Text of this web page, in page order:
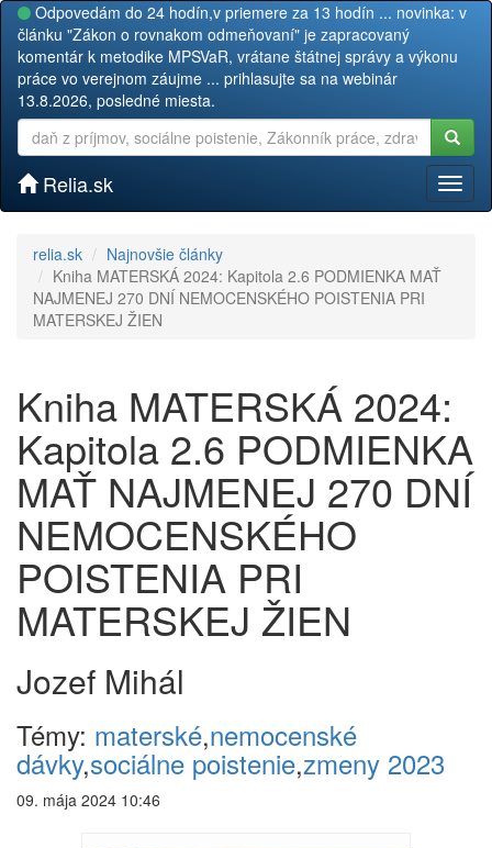
Odpovedám do 24 hodín,v priemere za 13 hodín ... novinka: v
článku "Zákon o rovnakom odmeňovaní" je zapracovaný
komentár k metodike MPSVaR, vrátane štátnej správy a výkonu
práce vo verejnom záujme ... prihlasujte sa na webinár
13.8.2026, posledné miesta.
Relia.sk
relia.sk
Najnovšie články
Kniha MATERSKÁ 2024: Kapitola 2.6 PODMIENKA MAŤ
NAJMENEJ 270 DNÍ NEMOCENSKÉHO POISTENIA PRI
MATERSKEJ ŽIEN
Kniha MATERSKÁ 2024:
Kapitola 2.6 PODMIENKA
MAŤ NAJMENEJ 270 DNÍ
NEMOCENSKÉHO
POISTENIA PRI
MATERSKEJ ŽIEN
Jozef Mihál
Témy: materské,nemocenské
dávky,sociálne poistenie,zmeny 2023
09. mája 2024 10:46